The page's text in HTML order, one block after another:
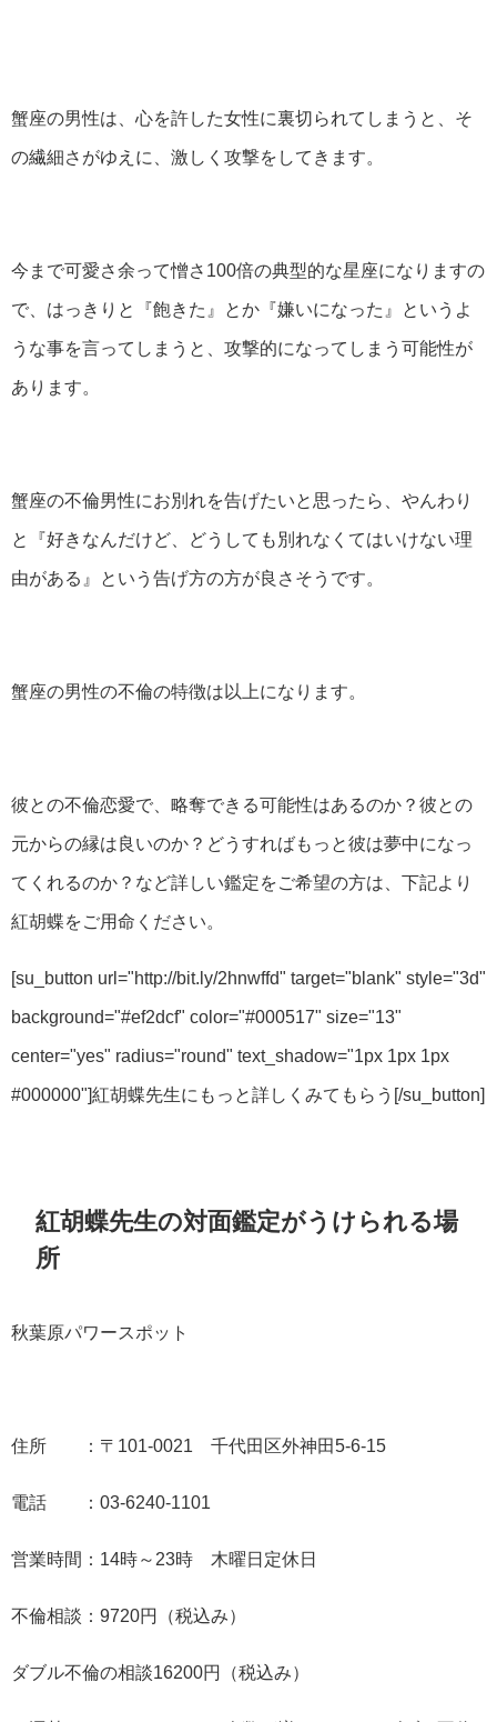
蟹座の男性は、心を許した女性に裏切られてしまうと、そ
の繊細さがゆえに、激しく攻撃をしてきます。
今まで可愛さ余って憎さ100倍の典型的な星座になりますの
で、はっきりと『飽きた』とか『嫌いになった』というよ
うな事を言ってしまうと、攻撃的になってしまう可能性が
あります。
蟹座の不倫男性にお別れを告げたいと思ったら、やんわり
と『好きなんだけど、どうしても別れなくてはいけない理
由がある』という告げ方の方が良さそうです。
蟹座の男性の不倫の特徴は以上になります。
彼との不倫恋愛で、略奪できる可能性はあるのか？彼との
元からの縁は良いのか？どうすればもっと彼は夢中になっ
てくれるのか？など詳しい鑑定をご希望の方は、下記より
紅胡蝶をご用命ください。
[su_button url="http://bit.ly/2hnwffd" target="blank" style="3d"
background="#ef2dcf" color="#000517" size="13"
center="yes" radius="round" text_shadow="1px 1px 1px
#000000"]紅胡蝶先生にもっと詳しくみてもらう[/su_button]
紅胡蝶先生の対面鑑定がうけられる場
所
秋葉原パワースポット
住所 ：〒101-0021 千代田区外神田5-6-15
電話 ：03-6240-1101
営業時間：14時～23時 木曜日定休日
不倫相談：9720円（税込み）
ダブル不倫の相談16200円（税込み）